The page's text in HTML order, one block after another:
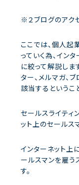
※２ブログのアク
ここでは、個人起
っていく為、イン
に絞って解説しま
ター、メルマガ、
該当するというこ
セールスライティ
ット上のセールス
インターネット上
ールスマンを雇う
す。